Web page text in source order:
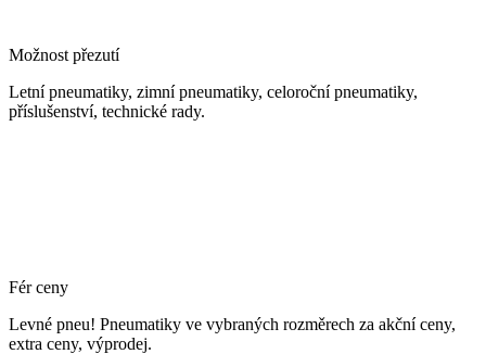
Možnost přezutí
Letní pneumatiky, zimní pneumatiky, celoroční pneumatiky,
příslušenství, technické rady.
Fér ceny
Levné pneu! Pneumatiky ve vybraných rozměrech za akční ceny,
extra ceny, výprodej.